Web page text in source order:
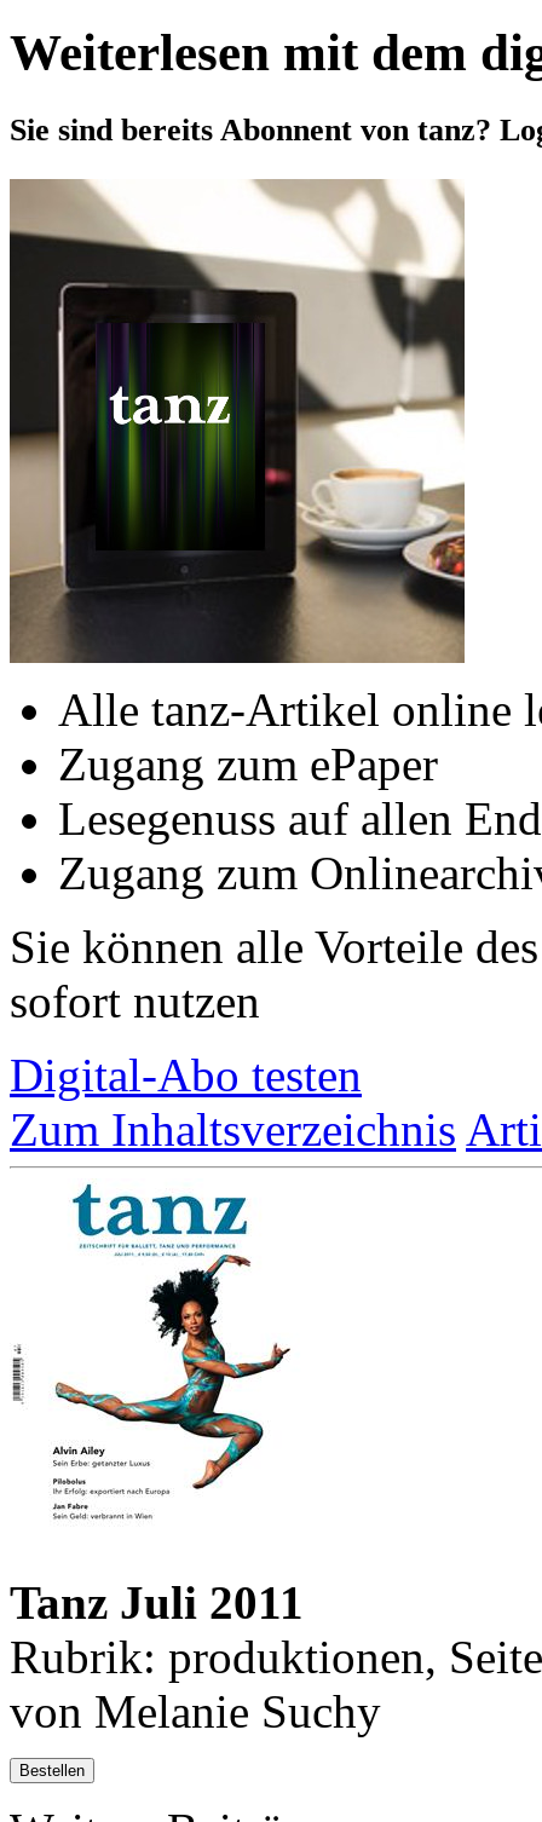
Weiterlesen mit dem
Sie sind bereits Abonnent von tanz?
Alle tanz-Artikel online
Zugang zum ePaper
Lesegenuss auf allen
Zugang zum
Sie können alle Vorteile
sofort nutzen
Digital-Abo testen
Zum Inhaltsverzeichnis
Tanz Juli 2011
Rubrik: produktionen,
von Melanie Suchy
Bestellen